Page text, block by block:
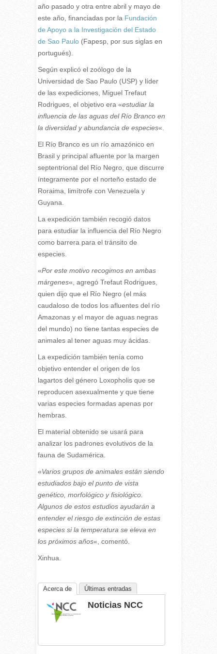
año pasado y otra entre abril y mayo de
este año, financiadas por la Fundación
de Apoyo a la Investigación del Estado
de Sao Paulo(Fapesp, por sus siglas en
portugués).
Según explicó el zoólogo de la
Universidad de Sao Paulo (USP) y líder
de las expediciones, Miguel Trefaut
Rodrigues, el objetivo era «estudiar la
influencia de las aguas del Río Branco en
la diversidad y abundancia de especies«.
El Río Branco es un río amazónico en
Brasil y principal afluente por la margen
septentrional del Río Negro, que discurre
íntegramente por el norteño estado de
Roraima, limítrofe con Venezuela y
Guyana.
La expedición también recogió datos
para estudiar la influencia del Río Negro
como barrera para el tránsito de
especies.
«Por este motivo recogimos en ambas
márgenes«, agregó Trefaut Rodrigues,
quien dijo que el Río Negro (el más
caudaloso de todos los afluentes del río
Amazonas y el mayor de aguas negras
del mundo) no tiene tantas especies de
animales al tener aguas muy ácidas.
La expedición también tenía como
objetivo entender el origen de los
lagartos del género Loxopholis que se
reproducen asexualmente y que tiene
varias especies formadas apenas por
hembras.
El material obtenido se usará para
analizar los padrones evolutivos de la
fauna de Sudamérica.
«Varios grupos de animales están siendo
estudiados bajo el punto de vista
genético, morfológico y fisiológico.
Algunos de estos estudios ayudarán a
entender el riesgo de extinción de estas
especies si la temperatura se eleva en
los próximos años«, comentó.
Xinhua.
Acerca de Últimas entradas
Noticias NCC